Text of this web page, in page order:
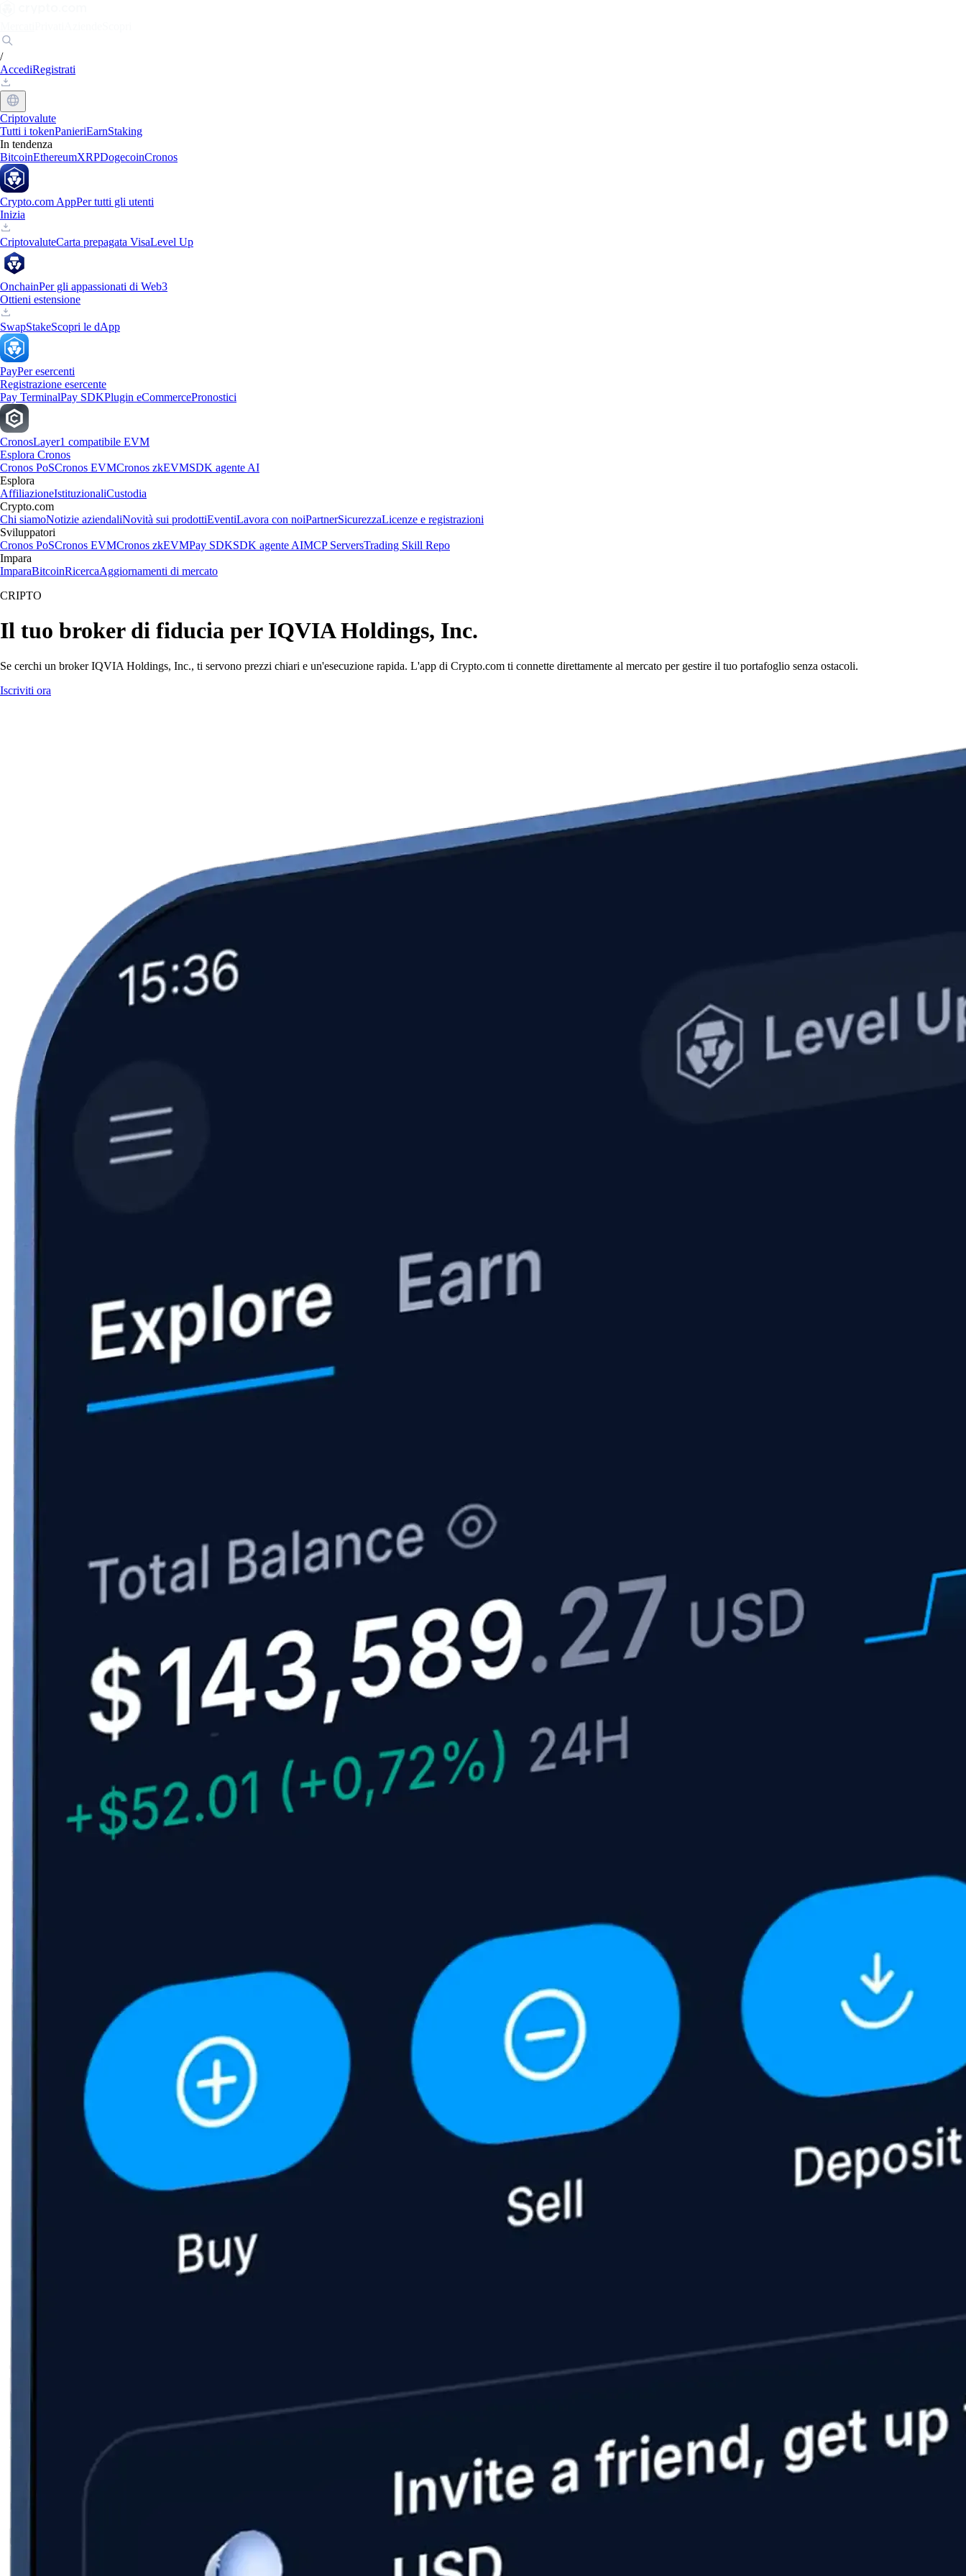
/
AccediRegistrati
Criptovalute
Tutti i tokenPanieriEarnStaking
In tendenza
BitcoinEthereumXRPDogecoinCronos
Crypto.com AppPer tutti gli utenti
Inizia
CriptovaluteCarta prepagata VisaLevel Up
OnchainPer gli appassionati di Web3
Ottieni estensione
SwapStakeScopri le dApp
PayPer esercenti
Registrazione esercente
Pay TerminalPay SDKPlugin eCommercePronostici
CronosLayer1 compatibile EVM
Esplora Cronos
Cronos PoSCronos EVMCronos zkEVMSDK agente AI
Esplora
AffiliazioneIstituzionaliCustodia
Crypto.com
Chi siamoNotizie aziendaliNovità sui prodottiEventiLavora con noiPartnerSicurezzaLicenze e registrazioni
Sviluppatori
Cronos PoSCronos EVMCronos zkEVMPay SDKSDK agente AIMCP ServersTrading Skill Repo
Impara
ImparaBitcoinRicercaAggiornamenti di mercato
CRIPTO
Il tuo broker di fiducia per IQVIA Holdings, Inc.
Se cerchi un broker IQVIA Holdings, Inc., ti servono prezzi chiari e un'esecuzione rapida. L'app di Crypto.com ti connette direttamente al mercato per gestire il tuo portafoglio senza ostacoli.
Iscriviti ora